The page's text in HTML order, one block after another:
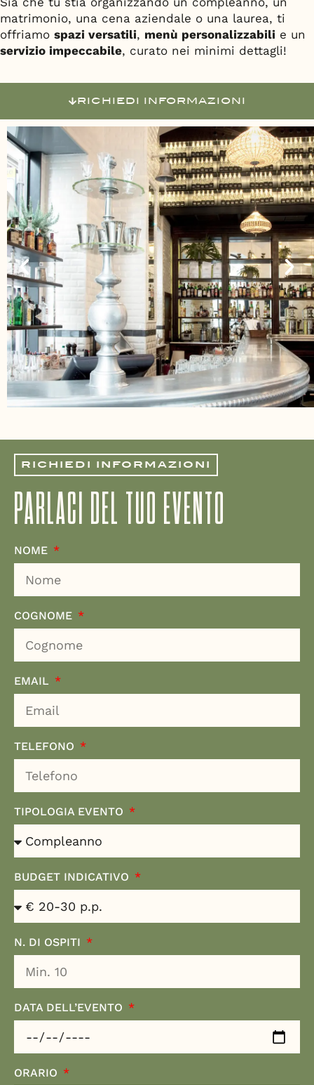
matrimonio, una cena aziendale o una laurea, ti
offriamo spazi versatili, menù personalizzabili e un
servizio impeccabile, curato nei minimi dettagli!
RICHIEDI INFORMAZIONI
RICHIEDI INFORMAZIONI
PARLACI DEL TUO EVENTO
NOME
COGNOME
EMAIL
TELEFONO
TIPOLOGIA EVENTO
BUDGET INDICATIVO
N. DI OSPITI
DATA DELL’EVENTO
ORARIO